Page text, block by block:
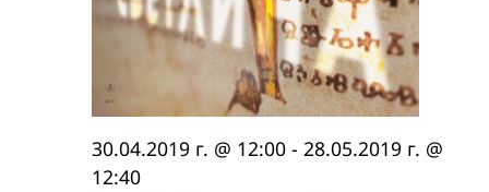
30.04.2019 г. @ 12:00 - 28.05.2019 г. @
12:40